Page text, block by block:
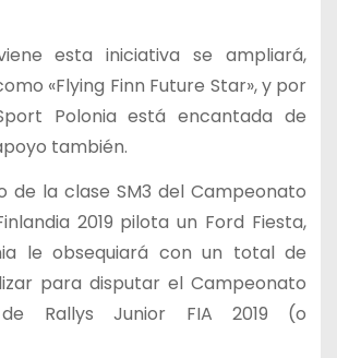
esta iniciativa se ampliará,
«Flying Finn Future Star», y por
Polonia está encantada de
también.
de la clase SM3 del Campeonato
2019 pilota un Ford Fiesta,
le obsequiará con un total de
para disputar el Campeonato
Rallys Junior FIA 2019 (o